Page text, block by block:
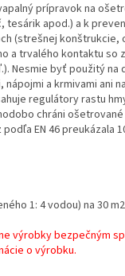
prípravok na
tesárik apod.) a k
(strešnej
a trvalého kontaktu so
Nesmie byť použitý na
a krmivami ani
regulátory rastu
chráni
EN 46 preukázala
1: 4 vodou) na 30
výrobky bezpečným
o výrobku.